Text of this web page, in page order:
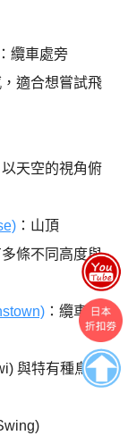
：纜車處旁
適合想嘗試飛
天空的視角俯
：山頂
條不同高度與
：纜車處
與特有種鳥